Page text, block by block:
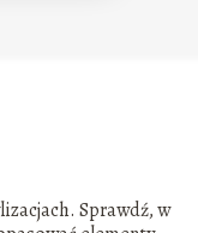
Sprawdź, w